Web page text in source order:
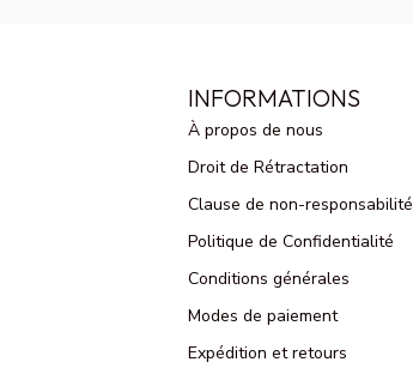
INFORMATIONS
À propos de nous
Droit de Rétractation
Clause de non-responsabilité
Politique de Confidentialité
Conditions générales
Modes de paiement
Expédition et retours